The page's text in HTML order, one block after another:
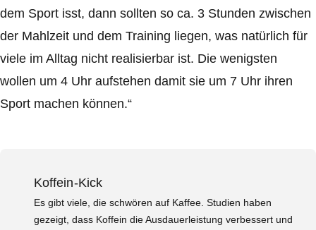
dem Sport isst, dann sollten so ca. 3 Stunden zwischen
der Mahlzeit und dem Training liegen, was natürlich für
viele im Alltag nicht realisierbar ist. Die wenigsten
wollen um 4 Uhr aufstehen damit sie um 7 Uhr ihren
Sport machen können.“
Koffein-Kick
Es gibt viele, die schwören auf Kaffee. Studien haben
gezeigt, dass Koffein die Ausdauerleistung verbessert und